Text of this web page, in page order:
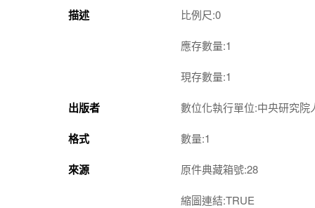
描述 比例尺:0
應存數量:1
現存數量:1
出版者 數位化執行單位:中央研究
格式 數量:1
來源 原件典藏箱號:28
縮圖連結:TRUE